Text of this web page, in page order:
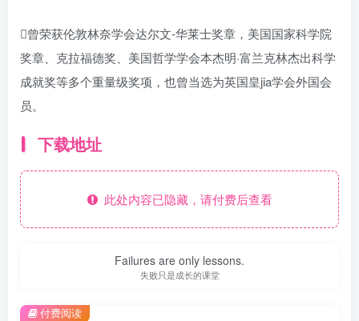
曾荣获伦敦林奈学会达尔文-华莱士奖章，美国国家科学院
奖章、克拉福德奖、美国哲学学会本杰明·富兰克林杰出科学
成就奖等多个重量级奖项，也曾当选为英国皇jia学会外国会
员。
下载地址
此处内容已隐藏，请付费后查看
Failures are only lessons.
失败只是成长的课堂
付费阅读